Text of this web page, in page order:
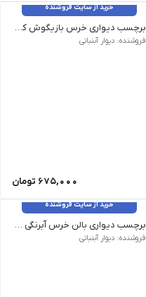
خرید از سایت فروشنده
برچسب دیواری خرس بازیگوش کد 1447 وزن 120 گرم سایز: بزرگ 80*100، متوسط 64*80 رنگ: رنگبندی قابل تغییر هست
فروشنده: دیوار آبنباتی
675,000 تومان
خرید از سایت فروشنده
برچسب دیواری بالن خرس آبرنگی کد 1436 وزن 120 گرم سایز: 50 سانت رنگ: بدون تغییر رنگ
فروشنده: دیوار آبنباتی